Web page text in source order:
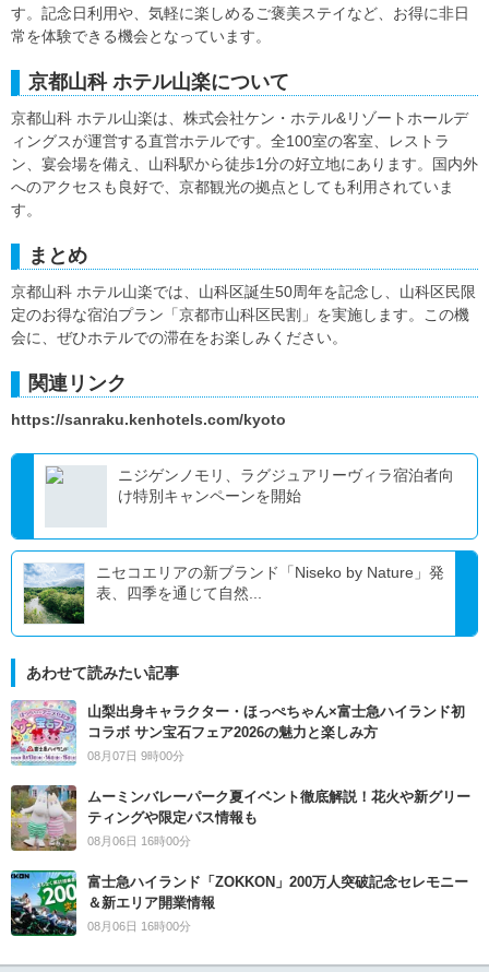
す。記念日利用や、気軽に楽しめるご褒美ステイなど、お得に非日
常を体験できる機会となっています。
京都山科 ホテル山楽について
京都山科 ホテル山楽は、株式会社ケン・ホテル&リゾートホールデ
ィングスが運営する直営ホテルです。全100室の客室、レストラ
ン、宴会場を備え、山科駅から徒歩1分の好立地にあります。国内外
へのアクセスも良好で、京都観光の拠点としても利用されていま
す。
まとめ
京都山科 ホテル山楽では、山科区誕生50周年を記念し、山科区民限
定のお得な宿泊プラン「京都市山科区民割」を実施します。この機
会に、ぜひホテルでの滞在をお楽しみください。
関連リンク
https://sanraku.kenhotels.com/kyoto
ニジゲンノモリ、ラグジュアリーヴィラ宿泊者向
け特別キャンペーンを開始
ニセコエリアの新ブランド「Niseko by Nature」発
表、四季を通じて自然...
あわせて読みたい記事
山梨出身キャラクター・ほっぺちゃん×富士急ハイランド初
コラボ サン宝石フェア2026の魅力と楽しみ方
08月07日 9時00分
ムーミンバレーパーク夏イベント徹底解説！花火や新グリー
ティングや限定パス情報も
08月06日 16時00分
富士急ハイランド「ZOKKON」200万人突破記念セレモニー
＆新エリア開業情報
08月06日 16時00分